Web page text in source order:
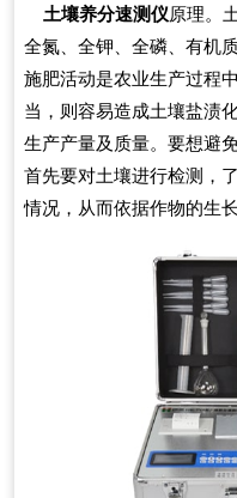
土壤养分速测仪原理。
全氮、全钾、全磷、有机
施肥活动是农业生产过程
当，则容易造成土壤盐渍
生产产量及质量。要想避
首先要对土壤进行检测，
情况，从而依据作物的生